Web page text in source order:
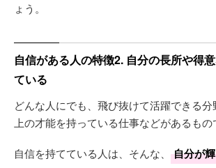
ょう。
自信がある人の特徴2. 自分の長所や得
ている
どんな人にでも、飛び抜けて活躍できる
上の才能を持っている仕事などがあるもの
自信を持てている人は、そんな、
自分が